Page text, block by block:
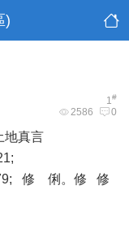
)
1#
2586 0
地真言
修 俐。修 修